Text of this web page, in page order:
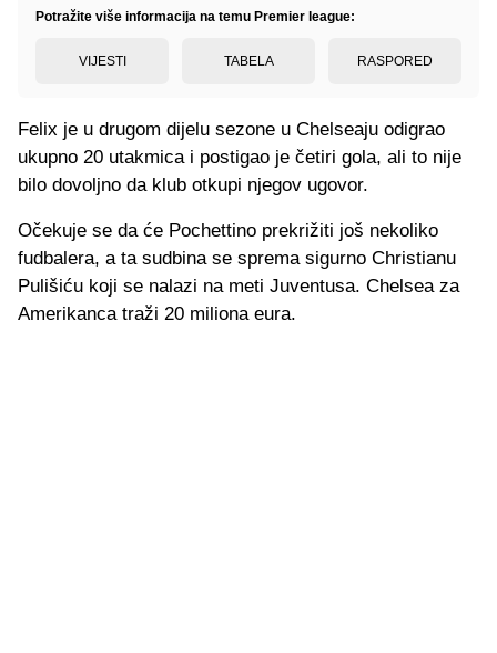
Potražite više informacija na temu Premier league:
VIJESTI TABELA RASPORED
Felix je u drugom dijelu sezone u Chelseaju odigrao
ukupno 20 utakmica i postigao je četiri gola, ali to nije
bilo dovoljno da klub otkupi njegov ugovor.
Očekuje se da će Pochettino prekrižiti još nekoliko
fudbalera, a ta sudbina se sprema sigurno Christianu
Pulišiću koji se nalazi na meti Juventusa. Chelsea za
Amerikanca traži 20 miliona eura.